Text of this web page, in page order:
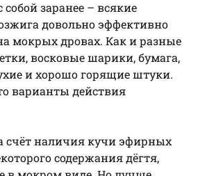
заранее – всякие
довольно эффективно
мокрых дровах. Как и разные
восковые шарики, бумага,
и хорошо горящие штуки.
варианты действия
счёт наличия кучи эфирных
содержания дёгтя,